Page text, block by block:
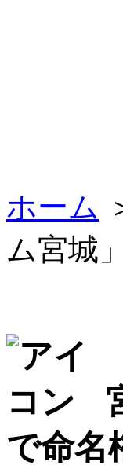
ホーム
ム宮城
で命名